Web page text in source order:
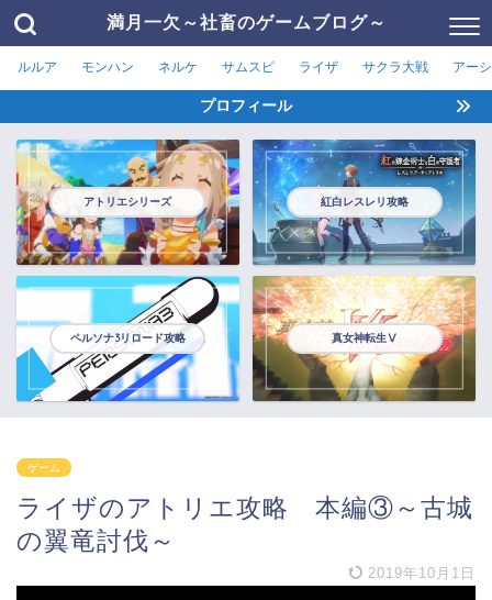
満月一欠～社畜のゲームブログ～
ルルア モンハン ネルケ サムスピ ライザ サクラ大戦 アー
プロフィール
アトリエシリーズ 紅白レスレリ攻略
ペルソナ3リロード攻略 真女神転生Ⅴ
ゲーム
ライザのアトリエ攻略 本編③～古城
の翼竜討伐～
2019年10月1日